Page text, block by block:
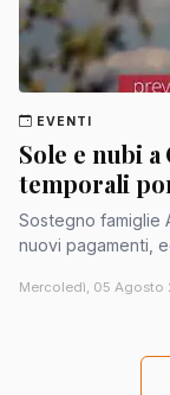
EVENTI
Sole e nubi
temporali
Sostegno famiglie
nuovi pagamenti,
Mercoledì, 05 Agosto